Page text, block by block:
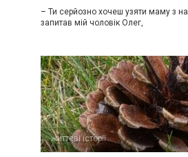
– Ти серйозно хочеш узяти маму з
запитав мій чоловік Олег,
життєві історії